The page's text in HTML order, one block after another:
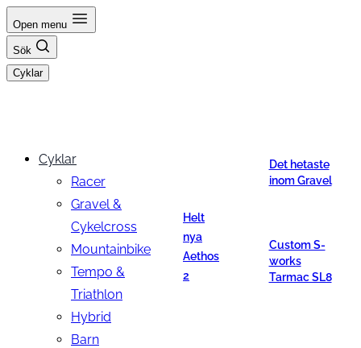
Hoppa
till
innehåll
Open menu
Sök
Cyklar
Cyklar
Racer
Gravel &
Cykelcross
Mountainbike
Tempo &
Triathlon
Hybrid
Barn
Helt
nya
Aethos
2
Det hetaste
inom Gravel
Custom S-
works
Tarmac SL8